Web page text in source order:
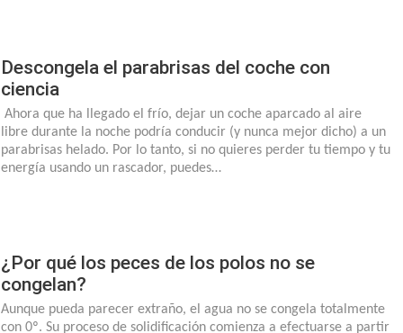
Descongela el parabrisas del coche con
ciencia
Ahora que ha llegado el frío, dejar un coche aparcado al aire
libre durante la noche podría conducir (y nunca mejor dicho) a un
parabrisas helado. Por lo tanto, si no quieres perder tu tiempo y tu
energía usando un rascador, puedes…
¿Por qué los peces de los polos no se
congelan?
Aunque pueda parecer extraño, el agua no se congela totalmente
con 0º. Su proceso de solidificación comienza a efectuarse a partir